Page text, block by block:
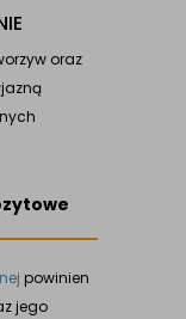
oraz
powinien
jego